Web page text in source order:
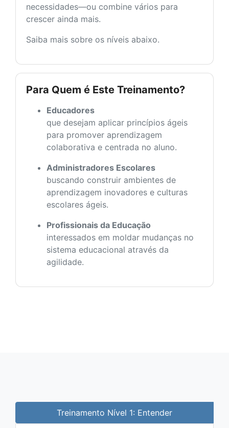
necessidades—ou combine vários para
crescer ainda mais.
Saiba mais sobre os níveis abaixo.
Para Quem é Este Treinamento?
Educadores
que desejam aplicar princípios ágeis
para promover aprendizagem
colaborativa e centrada no aluno.
Administradores Escolares
buscando construir ambientes de
aprendizagem inovadores e culturas
escolares ágeis.
Profissionais da Educação
interessados em moldar mudanças no
sistema educacional através da
agilidade.
Treinamento Nível 1: Entender